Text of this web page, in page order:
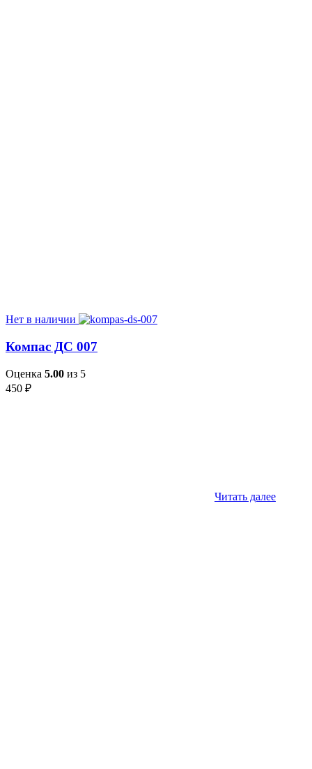
Нет в наличии
Компас ДС 007
Оценка 5.00 из 5
450 ₽
Читать далее